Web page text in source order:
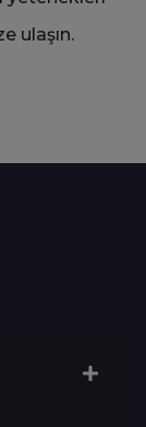
ulaşın.